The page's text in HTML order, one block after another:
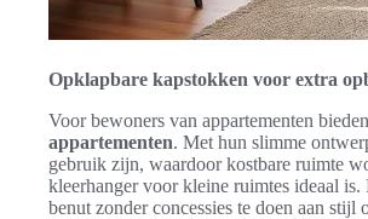
Opklapbare kapstokken voor extra
Voor bewoners van appartementen
appartementen. Met hun slimme
gebruik zijn, waardoor kostbare ruimte
kleerhanger voor kleine ruimtes ideaal
benut zonder concessies te doen aan stijl